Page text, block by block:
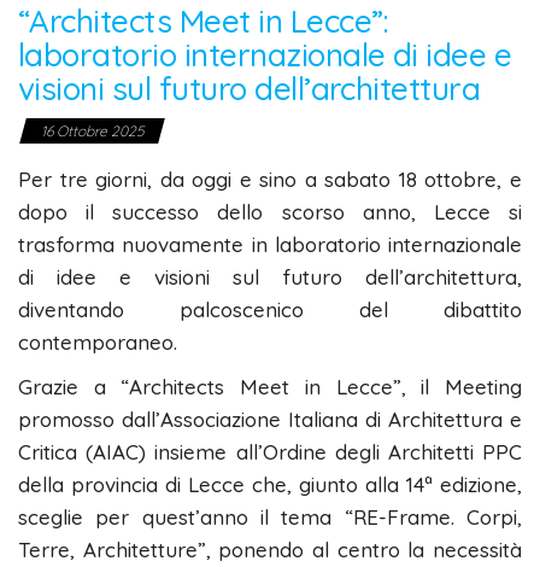
“Architects Meet in Lecce”:
laboratorio internazionale di idee e
visioni sul futuro dell’architettura
16 Ottobre 2025
Per tre giorni, da oggi e sino a sabato 18 ottobre, e
dopo il successo dello scorso anno, Lecce si
trasforma nuovamente in laboratorio internazionale
di idee e visioni sul futuro dell’architettura,
diventando palcoscenico del dibattito
contemporaneo.
Grazie a “Architects Meet in Lecce”, il Meeting
promosso dall’Associazione Italiana di Architettura e
Critica (AIAC) insieme all’Ordine degli Architetti PPC
della provincia di Lecce che, giunto alla 14ª edizione,
sceglie per quest’anno il tema “RE-Frame. Corpi,
Terre, Architetture”, ponendo al centro la necessità